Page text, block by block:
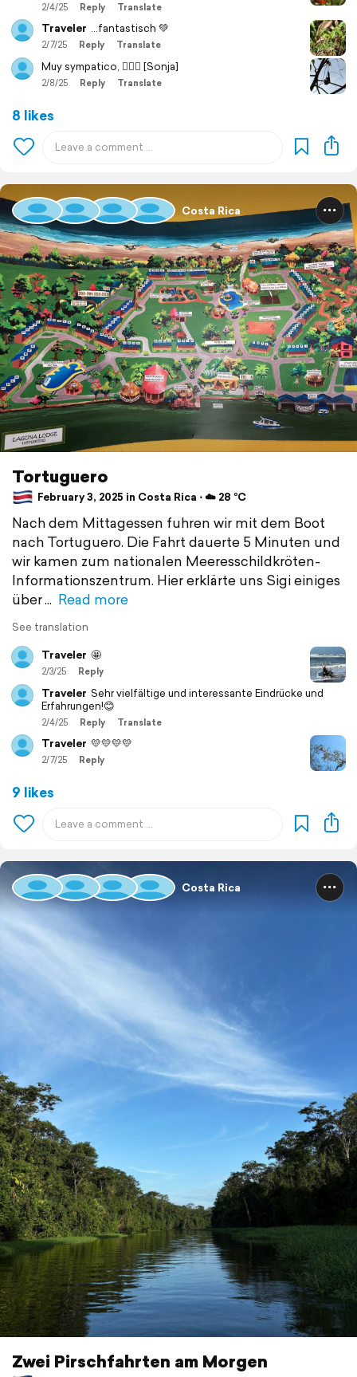
2/4/25 Reply Translate
Traveler …fantastisch 💚
2/7/25 Reply Translate
Muy sympatico, 🙋🏻‍♀️ [Sonja]
2/8/25 Reply Translate
8 likes
Costa Rica
Tortuguero
February 3, 2025 in Costa Rica ⋅ ☁️ 28 °C
Nach dem Mittagessen fuhren wir mit dem Boot
nach Tortuguero. Die Fahrt dauerte 5 Minuten und
wir kamen zum nationalen Meeresschildkröten-
Informationszentrum. Hier erklärte uns Sigi einiges
über
Read more
See translation
Traveler 🤩
2/3/25 Reply
Traveler Sehr vielfältige und interessante Eindrücke und
Erfahrungen!😊
2/4/25 Reply Translate
Traveler 💛💛💛💛
2/7/25 Reply
9 likes
Costa Rica
Zwei Pirschfahrten am Morgen